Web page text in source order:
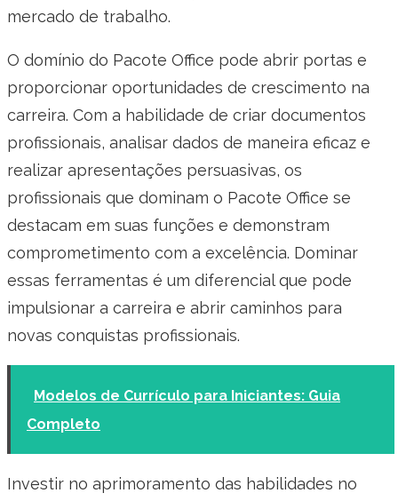
mercado de trabalho.
O domínio do Pacote Office pode abrir portas e
proporcionar oportunidades de crescimento na
carreira. Com a habilidade de criar documentos
profissionais, analisar dados de maneira eficaz e
realizar apresentações persuasivas, os
profissionais que dominam o Pacote Office se
destacam em suas funções e demonstram
comprometimento com a excelência. Dominar
essas ferramentas é um diferencial que pode
impulsionar a carreira e abrir caminhos para
novas conquistas profissionais.
Modelos de Currículo para Iniciantes: Guia
Completo
Investir no aprimoramento das habilidades no